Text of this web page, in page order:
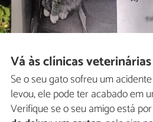
Vá às clínicas
Se o seu gato sofreu um
levou, ele pode ter acabado em
Verifique se o seu amigo está